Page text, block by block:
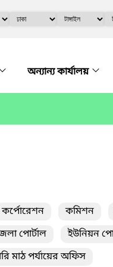
অন্যান্য কার্যালয়
কর্পোরেশন কমিশন
পোর্টাল ইউনিয়ন
মাঠ পর্যায়ের অফিস